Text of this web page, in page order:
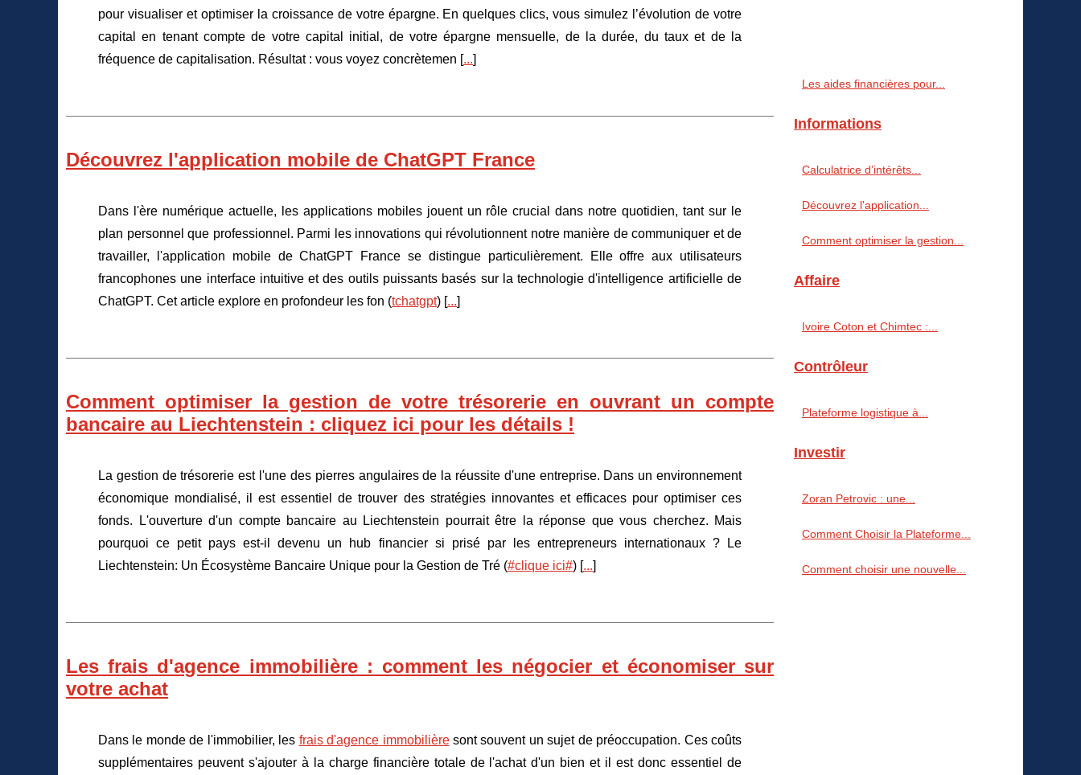
pour visualiser et optimiser la croissance de votre épargne. En quelques clics, vous simulez l’évolution de votre
capital en tenant compte de votre capital initial, de votre épargne mensuelle, de la durée, du taux et de la
fréquence de capitalisation. Résultat : vous voyez concrètemen [...]
Découvrez l'application mobile de ChatGPT France
Dans l'ère numérique actuelle, les applications mobiles jouent un rôle crucial dans notre quotidien, tant sur le
plan personnel que professionnel. Parmi les innovations qui révolutionnent notre manière de communiquer et de
travailler, l'application mobile de ChatGPT France se distingue particulièrement. Elle offre aux utilisateurs
francophones une interface intuitive et des outils puissants basés sur la technologie d'intelligence artificielle de
ChatGPT. Cet article explore en profondeur les fon (tchatgpt) [...]
Comment optimiser la gestion de votre trésorerie en ouvrant un compte
bancaire au Liechtenstein : cliquez ici pour les détails !
La gestion de trésorerie est l'une des pierres angulaires de la réussite d'une entreprise. Dans un environnement
économique mondialisé, il est essentiel de trouver des stratégies innovantes et efficaces pour optimiser ces
fonds. L'ouverture d'un compte bancaire au Liechtenstein pourrait être la réponse que vous cherchez. Mais
pourquoi ce petit pays est-il devenu un hub financier si prisé par les entrepreneurs internationaux ? Le
Liechtenstein: Un Écosystème Bancaire Unique pour la Gestion de Tré (#clique ici#) [...]
Les frais d'agence immobilière : comment les négocier et économiser sur
votre achat
Dans le monde de l'immobilier, les frais d'agence immobilièresont souvent un sujet de préoccupation. Ces coûts
supplémentaires peuvent s'ajouter à la charge financière totale de l'achat d'un bien et il est donc essentiel de
Les aides financières pour...
Informations
Calculatrice d’intérêts...
Découvrez l'application...
Comment optimiser la gestion...
Affaire
Ivoire Coton et Chimtec :...
Contrôleur
Plateforme logistique à...
Investir
Zoran Petrovic : une...
Comment Choisir la Plateforme...
Comment choisir une nouvelle...